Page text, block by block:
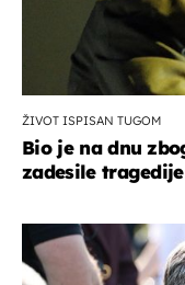
ŽIVOT ISPISAN TUGOM
Bio je na dnu
zadesile